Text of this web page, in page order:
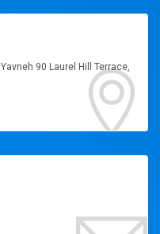
90 Laurel Hill Terrace,